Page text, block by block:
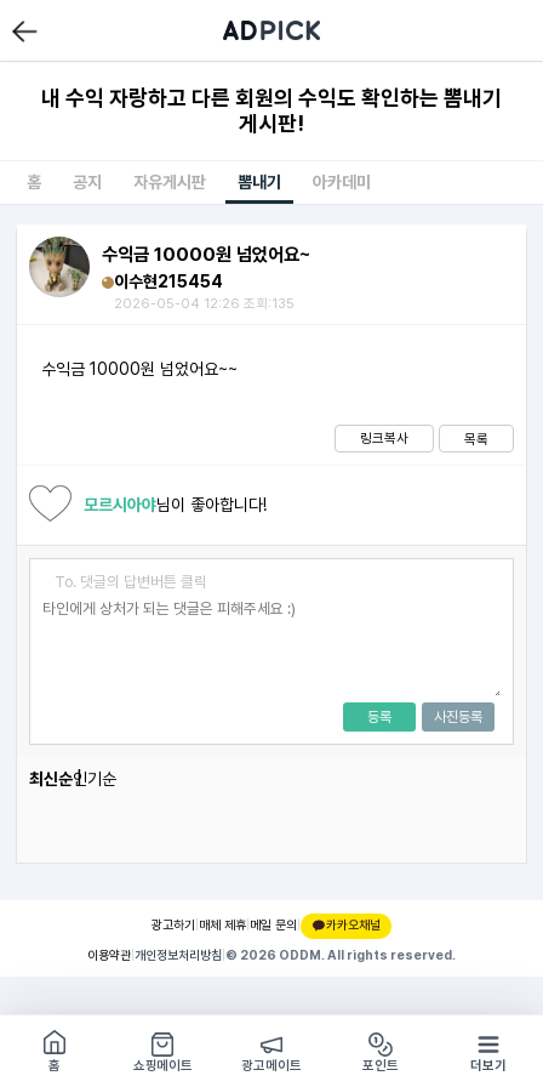
내 수익 자랑하고 다른 회원의 수익도 확인하는 뽐내기
게시판!
홈 공지 자유게시판 뽐내기 아카데미
수익금 10000원 넘었어요~
이수현215454
2026-05-04 12:26 조회:135
수익금 10000원 넘었어요~~
링크복사 목록
모르시아야님이 좋아합니다!
To. 댓글의 답변버튼 클릭
사진등록
등록
최신순인기순
광고하기 매체 제휴 메일 문의 |
카카오채널
이용약관 개인정보처리방침 © 2026 ODDM. All rights reserved.
쇼핑몰 구경하기
방문시 1G
홈
쇼핑메이트 광고메이트 포인트 더보기